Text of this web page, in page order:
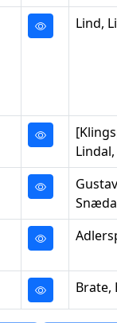
Lind,
Lindal,
Brate,